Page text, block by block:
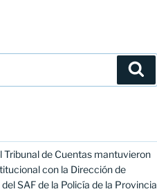
Tribunal de Cuentas mantuvieron
con la Dirección de
SAF de la Policía de la Provincia